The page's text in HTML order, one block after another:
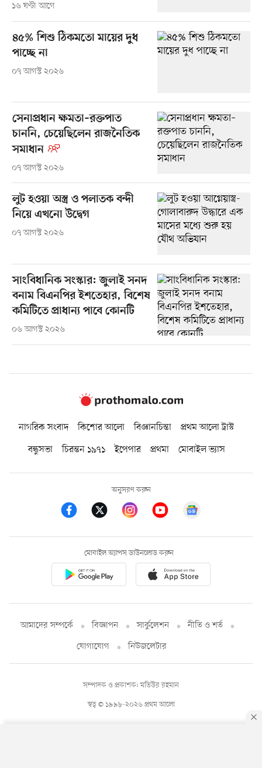
১৬ ঘণ্টা আগে
৪৫% শিশু ঠিকমতো মায়ের দুধ
পাচ্ছে না
০৭ আগস্ট ২০২৬
সেনাপ্রধান ক্ষমতা–রক্তপাত
চাননি, চেয়েছিলেন রাজনৈতিক
সমাধান
০৭ আগস্ট ২০২৬
লুট হওয়া অস্ত্র ও পলাতক বন্দী
নিয়ে এখনো উদ্বেগ
০৭ আগস্ট ২০২৬
সাংবিধানিক সংস্কার: জুলাই সনদ
বনাম বিএনপির ইশতেহার, বিশেষ
কমিটিতে প্রাধান্য পাবে কোনটি
০৬ আগস্ট ২০২৬
নাগরিক সংবাদ কিশোর আলো বিজ্ঞানচিন্তা
প্রথম আলো ট্রাস্ট
বন্ধুসভা
চিরন্তন ১৯৭১ ইপেপার প্রথমা মোবাইল ভ্যাস
অনুসরণ করুন
মোবাইল অ্যাপস ডাউনলোড করুন
আমাদের সম্পর্কে বিজ্ঞাপন সার্কুলেশন
নীতি ও শর্ত
যোগাযোগ
নিউজলেটার
স্বত্ব © ১৯৯৮-২০২৬ প্রথম আলো
সম্পাদক ও প্রকাশক: মতিউর রহমান